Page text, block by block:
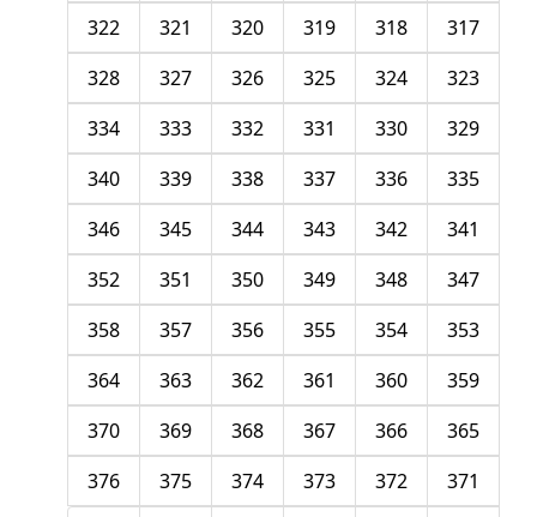
317
318
319
320
321
322
323
324
325
326
327
328
329
330
331
332
333
334
335
336
337
338
339
340
341
342
343
344
345
346
347
348
349
350
351
352
353
354
355
356
357
358
359
360
361
362
363
364
365
366
367
368
369
370
371
372
373
374
375
376